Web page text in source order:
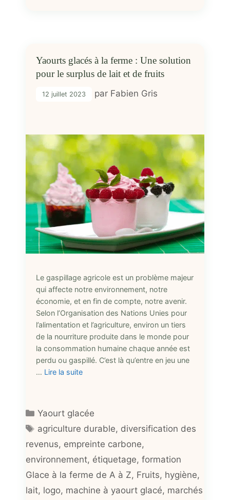
Yaourts glacés à la ferme : Une solution
pour le surplus de lait et de fruits
12 juillet 2023 par Fabien Gris
Le gaspillage agricole est un problème majeur
qui affecte notre environnement, notre
économie, et en fin de compte, notre avenir.
Selon l’Organisation des Nations Unies pour
l’alimentation et l’agriculture, environ un tiers
de la nourriture produite dans le monde pour
la consommation humaine chaque année est
perdu ou gaspillé. C’est là qu’entre en jeu une
… Lire la suite
Catégories
Yaourt glacée
Étiquettes
agriculture durable, diversification des
revenus, empreinte carbone,
environnement, étiquetage, formation
Glace à la ferme de A à Z, Fruits, hygiène,
lait, logo, machine à yaourt glacé, marchés